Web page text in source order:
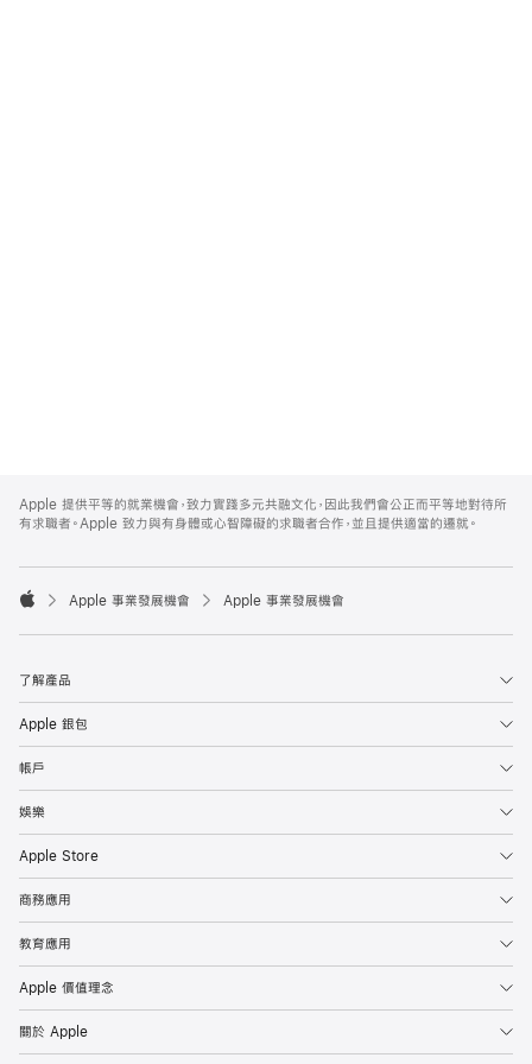
Footer
Apple 提供平等的就業機會，致力實踐多元共融文化，因此我們會公正而平等地對待所
有求職者。Apple 致力與有身體或心智障礙的求職者合作，並且提供適當的遷就。

Apple 事業發展機會 Apple 事業發展機會
了解產品
Apple 銀包
帳戶
娛樂
Apple Store
商務應用
教育應用
Apple 價值理念
關於 Apple